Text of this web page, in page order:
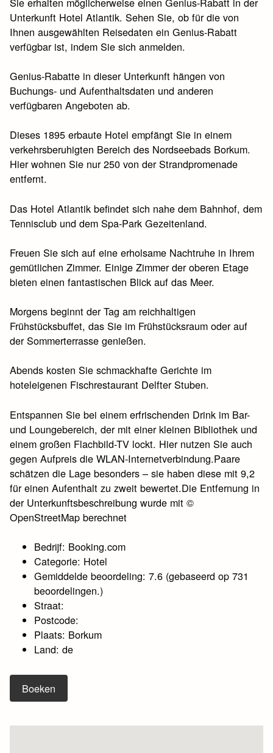
Unterkunft Hotel Atlantik. Sehen Sie, ob für die von
Ihnen ausgewählten Reisedaten ein Genius-Rabatt
verfügbar ist, indem Sie sich anmelden.
Genius-Rabatte in dieser Unterkunft hängen von
Buchungs- und Aufenthaltsdaten und anderen
verfügbaren Angeboten ab.
Dieses 1895 erbaute Hotel empfängt Sie in einem
verkehrsberuhigten Bereich des Nordseebads Borkum.
Hier wohnen Sie nur 250 von der Strandpromenade
entfernt.
Das Hotel Atlantik befindet sich nahe dem Bahnhof, dem
Tennisclub und dem Spa-Park Gezeitenland.
Freuen Sie sich auf eine erholsame Nachtruhe in Ihrem
gemütlichen Zimmer. Einige Zimmer der oberen Etage
bieten einen fantastischen Blick auf das Meer.
Morgens beginnt der Tag am reichhaltigen
Frühstücksbuffet, das Sie im Frühstücksraum oder auf
der Sommerterrasse genießen.
Abends kosten Sie schmackhafte Gerichte im
hoteleigenen Fischrestaurant Delfter Stuben.
Entspannen Sie bei einem erfrischenden Drink im Bar-
und Loungebereich, der mit einer kleinen Bibliothek und
einem großen Flachbild-TV lockt. Hier nutzen Sie auch
gegen Aufpreis die WLAN-Internetverbindung.Paare
schätzen die Lage besonders – sie haben diese mit 9,2
für einen Aufenthalt zu zweit bewertet.Die Entfernung in
der Unterkunftsbeschreibung wurde mit ©
OpenStreetMap berechnet
Bedrijf: Booking.com
Categorie: Hotel
Gemiddelde beoordeling: 7.6 (gebaseerd op 731
beoordelingen.)
Straat:
Postcode:
Plaats: Borkum
Land: de
Boeken